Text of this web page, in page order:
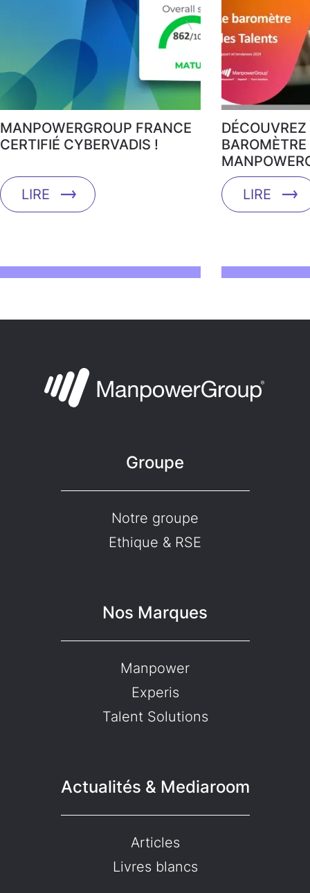
MANPOWERGROUP FRANCE
CERTIFIÉ CYBERVADIS !
LIRE
DÉCOUVREZ
LIRE
Groupe
Notre groupe
Ethique & RSE
Nos Marques
Manpower
Experis
Talent Solutions
Actualités & Mediaroom
Articles
Livres blancs